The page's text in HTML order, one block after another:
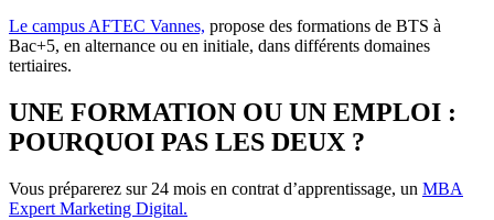
Le campus AFTEC Vannes, propose des formations de BTS à
Bac+5, en alternance ou en initiale, dans différents domaines
tertiaires.
UNE FORMATION OU UN EMPLOI :
POURQUOI PAS LES DEUX ?
Vous préparerez sur 24 mois en contrat d’apprentissage, un MBA
Expert Marketing Digital.